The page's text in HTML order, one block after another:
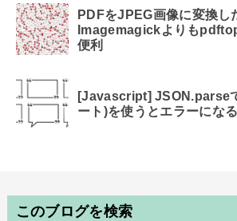
PDFをJPEG画像に変換し
Imagemagickよりも
便利
[Javascript] JSON.parse
ート)を使うとエラーにな
このブログを検索